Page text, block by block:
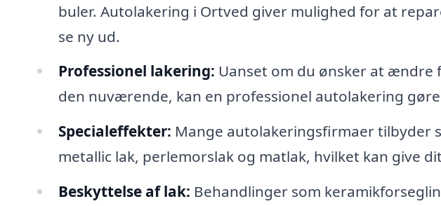
buler. Autolakering i Ortved giver mulighed for at
se ny ud.
Professionel lakering: Uanset om du ønsker at ændre
den nuværende, kan en professionel autolakering
Specialeffekter: Mange autolakeringsfirmaer tilbyder
metallic lak, perlemorslak og matlak, hvilket kan give
Beskyttelse af lak: Behandlinger som